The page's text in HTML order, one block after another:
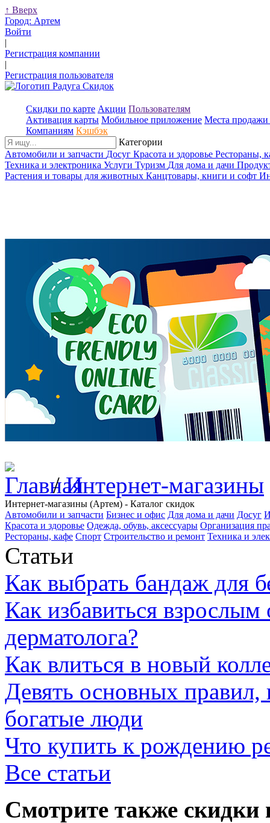
↑ Вверх
Город: Артем
Войти
|
Регистрация компании
|
Регистрация пользователя
Скидки по карте Акции Пользователям
Активация карты Мобильное приложение Места продажи
Компаниям Кэшбэк
Категории
Автомобили и запчасти Досуг Красота и здоровье Рестораны,
Техника и электроника Услуги Туризм Для дома и дачи
Растения и товары для животных Канцтовары, книги и софт
/Интернет-магазины
Интернет-магазины (Артем) - Каталог скидок
Автомобили и запчасти Бизнес и офис Для дома и дачи Досуг
Красота и здоровье Одежда, обувь, аксессуары Организация
Рестораны, кафе Спорт Строительство и ремонт Техника и
Статьи
Как выбрать бандаж для
Как избавиться
дерматолога?
Как влиться в новый
Девять основных
богатые люди
Что купить к рождению
Все статьи
Смотрите также скидки